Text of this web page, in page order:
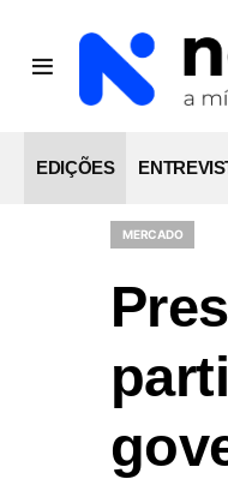
EDIÇÕES
MERCADO